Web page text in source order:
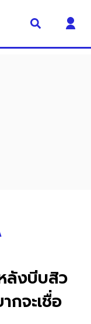
ลังบีบสิว
กจะเชื่อ